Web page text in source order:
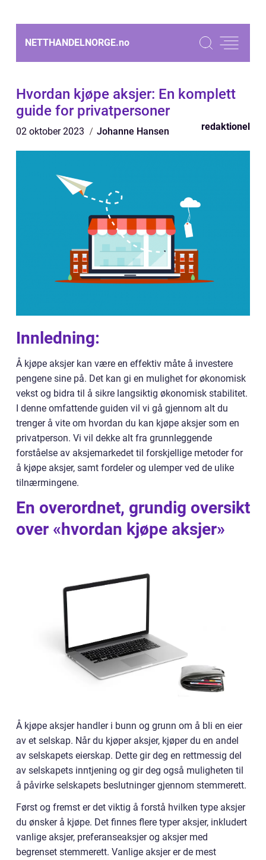
NETTHANDELNORGE.no
Hvordan kjøpe aksjer: En komplett
guide for privatpersoner
02 oktober 2023 Johanne Hansen redaktionel
Innledning:
Å kjøpe aksjer kan være en effektiv måte å investere
pengene sine på. Det kan gi en mulighet for økonomisk
vekst og bidra til å sikre langsiktig økonomisk stabilitet.
I denne omfattende guiden vil vi gå gjennom alt du
trenger å vite om hvordan du kan kjøpe aksjer som en
privatperson. Vi vil dekke alt fra grunnleggende
forståelse av aksjemarkedet til forskjellige metoder for
å kjøpe aksjer, samt fordeler og ulemper ved de ulike
tilnærmingene.
En overordnet, grundig oversikt
over «hvordan kjøpe aksjer»
Å kjøpe aksjer handler i bunn og grunn om å bli en eier
av et selskap. Når du kjøper aksjer, kjøper du en andel
av selskapets eierskap. Dette gir deg en rettmessig del
av selskapets inntjening og gir deg også muligheten til
å påvirke selskapets beslutninger gjennom stemmerett.
Først og fremst er det viktig å forstå hvilken type aksjer
du ønsker å kjøpe. Det finnes flere typer aksjer, inkludert
vanlige aksjer, preferanseaksjer og aksjer med
begrenset stemmerett. Vanlige aksjer er de mest